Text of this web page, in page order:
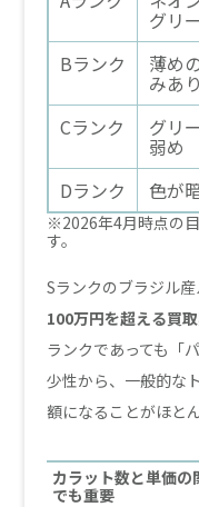
グリ
Bランク 薄め
みあり
Cランク グリ
弱め
Dランク 色が
※2026年4月時点の
す。
Sランクのブラジル産
100万円を超える買
ランクであっても「
少性から、一般的な
額になることがほと
カラット数と単価
でも重要